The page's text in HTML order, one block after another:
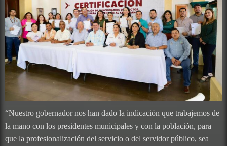
“Nuestro gobernador nos han dado la indicación que trabajemos de
la mano con los presidentes municipales y con la población, para
que la profesionalización del servicio o del servidor público, sea